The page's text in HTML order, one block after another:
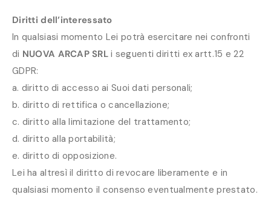
Diritti dell’interessato
In qualsiasi momento Lei potrà esercitare nei confronti
di NUOVA ARCAP SRL i seguenti diritti ex artt.15 e 22
GDPR:
a. diritto di accesso ai Suoi dati personali;
b. diritto di rettifica o cancellazione;
c. diritto alla limitazione del trattamento;
d. diritto alla portabilità;
e. diritto di opposizione.
Lei ha altresì il diritto di revocare liberamente e in
qualsiasi momento il consenso eventualmente prestato.